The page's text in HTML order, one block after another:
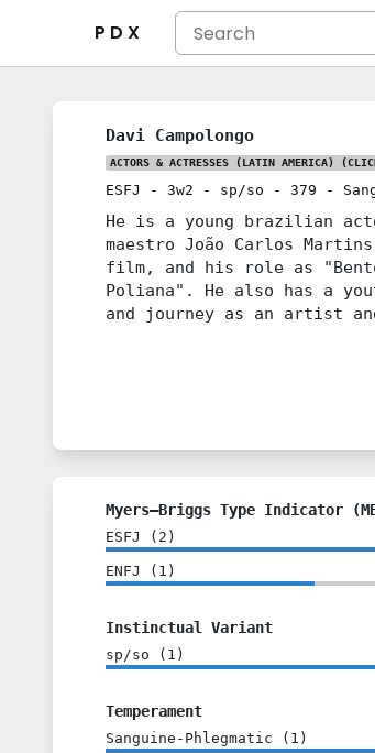
P D X
Davi Campolongo
ACTORS & ACTRESSES (LATIN AMERICA)
ESFJ - 3w2 - sp/so - 379 -
He is a young brazilian
maestro João Carlos
film, and his role as
Poliana". He also has a
and journey as an artist
Myers–Briggs Type Indicator
ESFJ ( 2 )
ENFJ ( 1 )
Instinctual Variant
sp/so ( 1 )
Temperament
Sanguine-Phlegmatic ( 1 )